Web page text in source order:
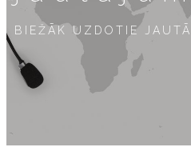
BIEŽĀK UZDOTIE